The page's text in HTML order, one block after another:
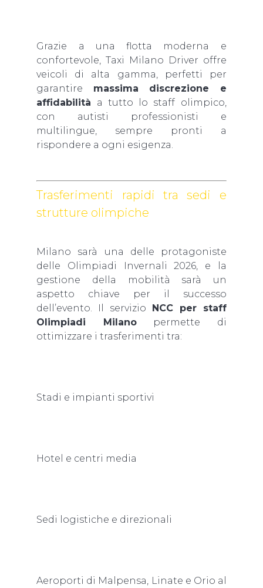
Grazie a una flotta moderna e
confortevole, Taxi Milano Driver offre
veicoli di alta gamma, perfetti per
garantire massima discrezione e
affidabilità a tutto lo staff olimpico,
con autisti professionisti e
multilingue, sempre pronti a
rispondere a ogni esigenza.
Trasferimenti rapidi tra sedi e
strutture olimpiche
Milano sarà una delle protagoniste
delle Olimpiadi Invernali 2026, e la
gestione della mobilità sarà un
aspetto chiave per il successo
dell’evento. Il servizio
NCC per staff
Olimpiadi Milanopermette di
ottimizzare i trasferimenti tra:
Stadi e impianti sportivi
Hotel e centri media
Sedi logistiche e direzionali
Aeroporti di Malpensa, Linate e Orio al